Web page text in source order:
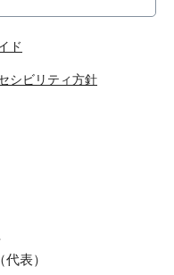
ド
シビリティ方針
表）